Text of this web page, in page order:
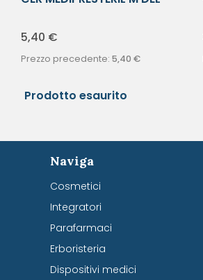
5,40 €
Prezzo precedente: 5,40 €
Prodotto esaurito
Naviga
Cosmetici
Integratori
Parafarmaci
Erboristeria
Dispositivi medici